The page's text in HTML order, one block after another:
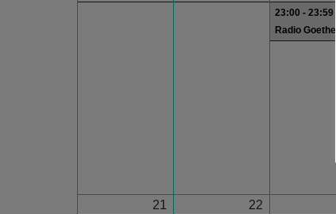
23:00 - 23:59
Radio Goethe
21 22